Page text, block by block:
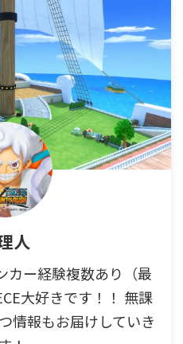
人
カー経験複数あり（最
大好きです！！ 無課
情報もお届けしていき